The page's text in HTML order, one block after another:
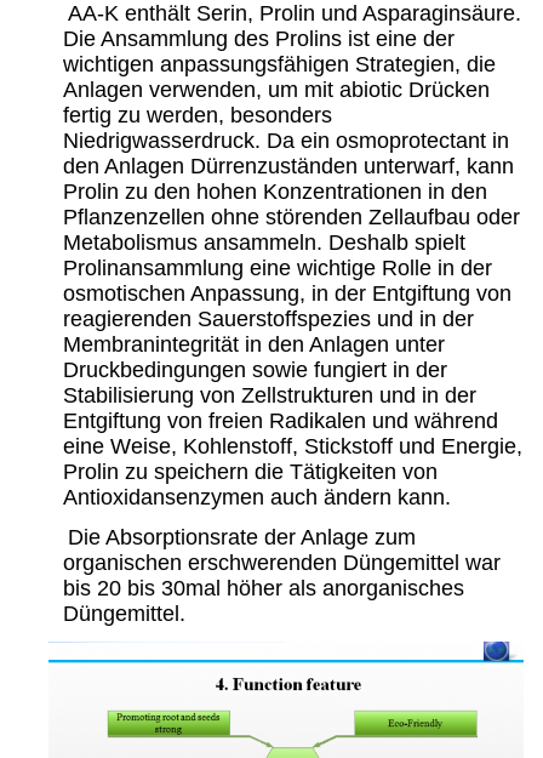
AA-K enthält Serin, Prolin und Asparaginsäure.
Die Ansammlung des Prolins ist eine der
wichtigen anpassungsfähigen Strategien, die
Anlagen verwenden, um mit abiotic Drücken
fertig zu werden, besonders
Niedrigwasserdruck. Da ein osmoprotectant in
den Anlagen Dürrenzuständen unterwarf, kann
Prolin zu den hohen Konzentrationen in den
Pflanzenzellen ohne störenden Zellaufbau oder
Metabolismus ansammeln. Deshalb spielt
Prolinansammlung eine wichtige Rolle in der
osmotischen Anpassung, in der Entgiftung von
reagierenden Sauerstoffspezies und in der
Membranintegrität in den Anlagen unter
Druckbedingungen sowie fungiert in der
Stabilisierung von Zellstrukturen und in der
Entgiftung von freien Radikalen und während
eine Weise, Kohlenstoff, Stickstoff und Energie,
Prolin zu speichern die Tätigkeiten von
Antioxidansenzymen auch ändern kann.
Die Absorptionsrate der Anlage zum
organischen erschwerenden Düngemittel war
bis 20 bis 30mal höher als anorganisches
Düngemittel.